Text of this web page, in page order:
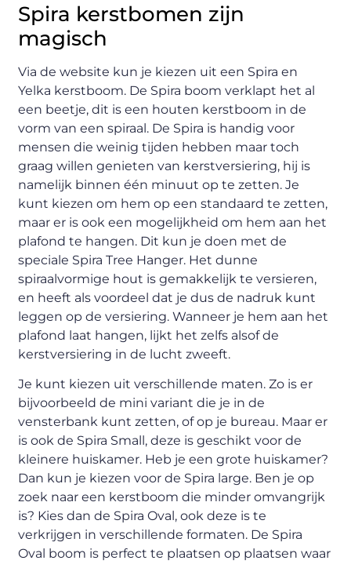
Spira kerstbomen zijn
magisch
Via de website kun je kiezen uit een Spira en
Yelka kerstboom. De Spira boom verklapt het al
een beetje, dit is een houten kerstboom in de
vorm van een spiraal. De Spira is handig voor
mensen die weinig tijden hebben maar toch
graag willen genieten van kerstversiering, hij is
namelijk binnen één minuut op te zetten. Je
kunt kiezen om hem op een standaard te zetten,
maar er is ook een mogelijkheid om hem aan het
plafond te hangen. Dit kun je doen met de
speciale Spira Tree Hanger. Het dunne
spiraalvormige hout is gemakkelijk te versieren,
en heeft als voordeel dat je dus de nadruk kunt
leggen op de versiering. Wanneer je hem aan het
plafond laat hangen, lijkt het zelfs alsof de
kerstversiering in de lucht zweeft.
Je kunt kiezen uit verschillende maten. Zo is er
bijvoorbeeld de mini variant die je in de
vensterbank kunt zetten, of op je bureau. Maar er
is ook de Spira Small, deze is geschikt voor de
kleinere huiskamer. Heb je een grote huiskamer?
Dan kun je kiezen voor de Spira large. Ben je op
zoek naar een kerstboom die minder omvangrijk
is? Kies dan de Spira Oval, ook deze is te
verkrijgen in verschillende formaten. De Spira
Oval boom is perfect te plaatsen op plaatsen waar